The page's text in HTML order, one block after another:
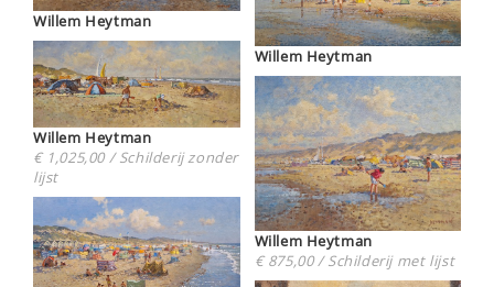
Willem Heytman
Willem Heytman
€ 1,025,00 / Schilderij zonder
lijst
Willem Heytman
Willem Heytman
€ 875,00 / Schilderij met lijst